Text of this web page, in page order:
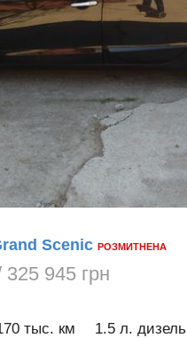
Scenic РОЗМИТНЕНА
325 945 грн
тыс. км 1.5 л. дизель